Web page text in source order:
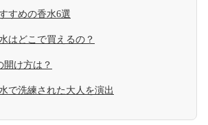
すめの香水6選
はどこで買えるの？
開け方は？
で洗練された大人を演出